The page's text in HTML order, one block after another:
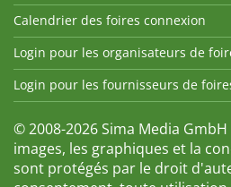
Calendrier des foires connexion
Login pour les organisateurs de
Login pour les fournisseurs de
© 2008-2026 Sima Media
images, les graphiques et la
sont protégés par le droit